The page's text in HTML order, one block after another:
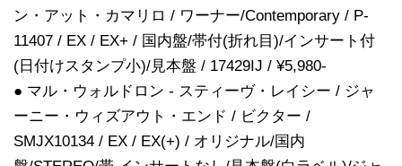
ン・アット・カマリロ / ワーナー/Contemporary / P-
11407 / EX / EX+ / 国内盤/帯付(折れ目)/インサート付
(日付けスタンプ小)/見本盤 / 17429IJ / ¥5,980-
● マル・ウォルドロン - スティーヴ・レイシー / ジャ
ーニー・ウィズアウト・エンド / ビクター /
SMJX10134 / EX / EX(+) / オリジナル/国内